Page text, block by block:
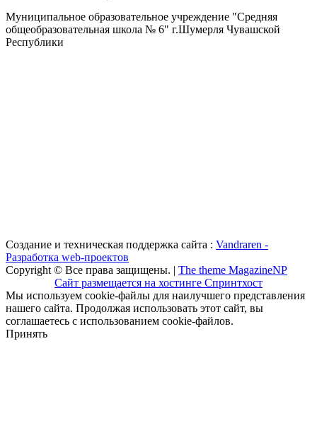
Муниципальное образовательное учреждение "Средняя
общеобразовательная школа № 6" г.Шумерля Чувашской
Республики
Создание и техническая поддержка сайта : Vandraren -
Разработка web-проектов
Copyright © Все права защищены. | The theme MagazineNP
Сайт размещается на хостинге Спринтхост
Мы используем cookie-файлы для наилучшего представления
нашего сайта. Продолжая использовать этот сайт, вы
соглашаетесь с использованием cookie-файлов.
Принять